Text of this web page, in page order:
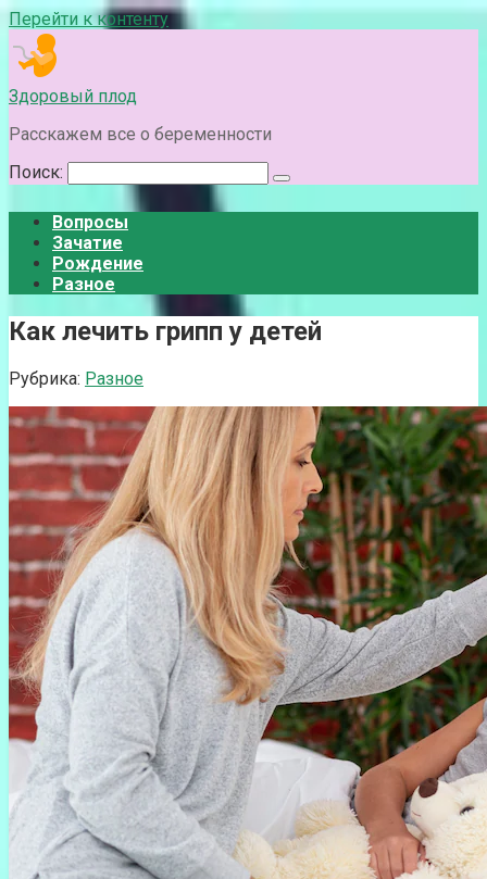
Перейти к контенту
Здоровый плод
Расскажем все о беременности
Поиск:
Вопросы
Зачатие
Рождение
Разное
Как лечить грипп у детей
Рубрика: Разное